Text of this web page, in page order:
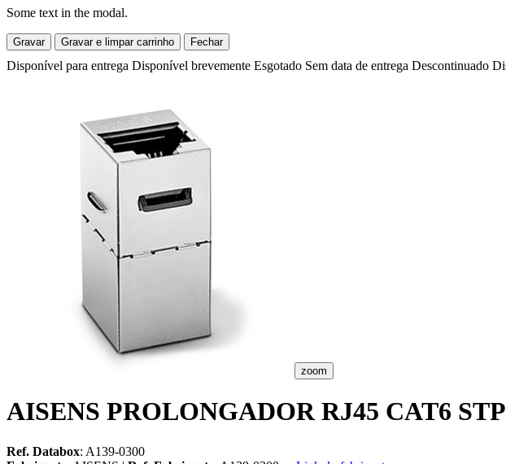
Some text in the modal.
Gravar Gravar e limpar carrinho Fechar
Disponível para entrega Disponível brevemente Esgotado Sem data de entrega Descontinuado
zoom
AISENS PROLONGADOR RJ45 CAT6
Ref. Databox: A139-0300